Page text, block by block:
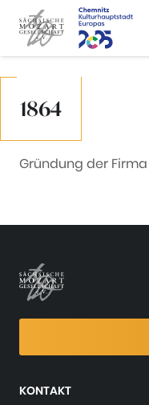
1864
Gründung der
KONTAKT